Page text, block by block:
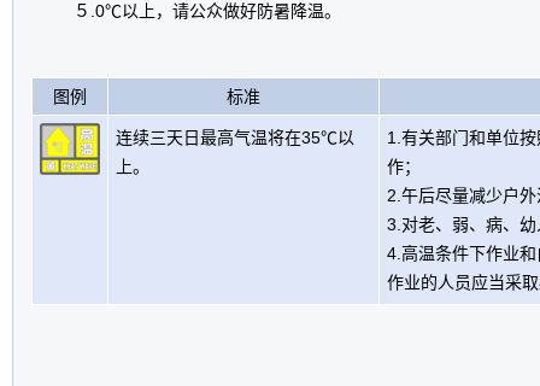
５.0℃以上，请公众做好防暑降温。
图例 标准
连续三天日最高气温将在35℃以
上。
1.有关部门和单位
作；
2.午后尽量减少户
3.对老、弱、病、
4.高温条件下作业
作业的人员应当采